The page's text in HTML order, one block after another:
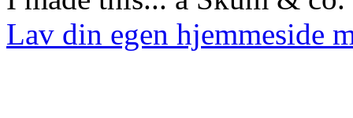
Lav din egen hjemmeside